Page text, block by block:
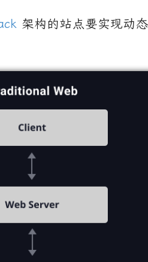
架构的站点要实现动